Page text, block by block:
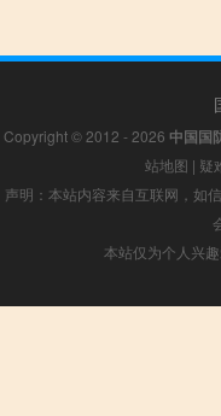
Copyright © 2012 - 2026 中国国
站地图 | 疑
声明：本站内容来自互联网，如
本站仅为个人兴